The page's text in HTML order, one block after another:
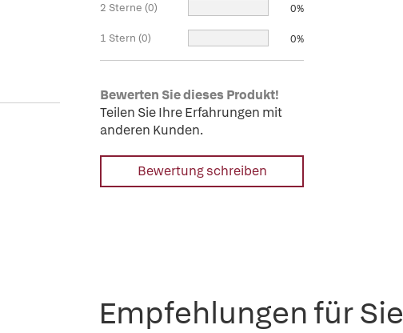
2 Sterne (0) 0%
1 Stern (0) 0%
Bewerten Sie dieses Produkt!
Teilen Sie Ihre Erfahrungen mit
anderen Kunden.
Bewertung schreiben
Empfehlungen für Sie